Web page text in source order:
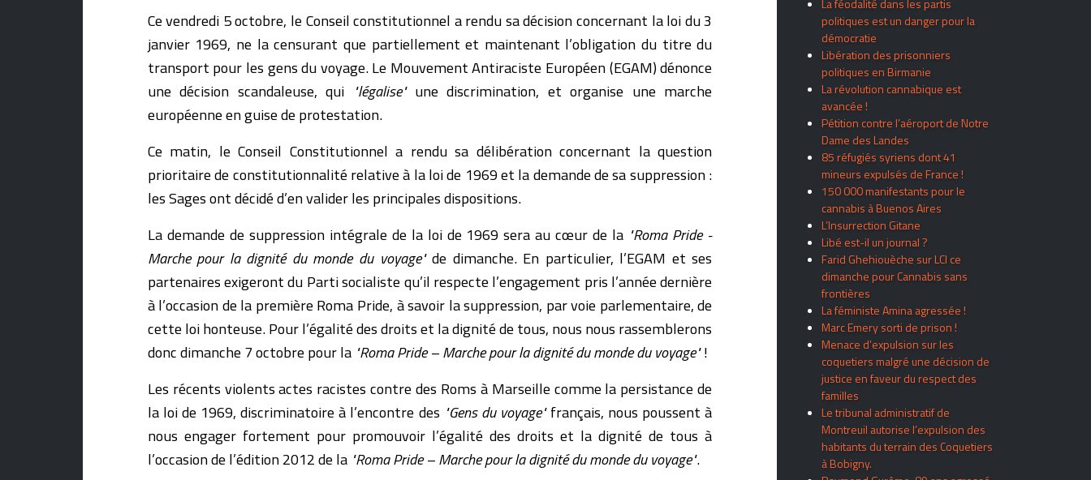
Ce vendredi 5 octobre, le Conseil constitutionnel a rendu sa décision concernant la loi du 3
janvier 1969, ne la censurant que partiellement et maintenant l’obligation du titre du
transport pour les gens du voyage. Le Mouvement Antiraciste Européen (EGAM) dénonce
une décision scandaleuse, qui "légalise"une discrimination, et organise une marche
européenne en guise de protestation.
Ce matin, le Conseil Constitutionnel a rendu sa délibération concernant la question
prioritaire de constitutionnalité relative à la loi de 1969 et la demande de sa suppression :
les Sages ont décidé d’en valider les principales dispositions.
La demande de suppression intégrale de la loi de 1969 sera au cœur de la "Roma Pride -
Marche pour la dignité du monde du voyage"de dimanche. En particulier, l’EGAM et ses
partenaires exigeront du Parti socialiste qu’il respecte l’engagement pris l’année dernière
à l’occasion de la première Roma Pride, à savoir la suppression, par voie parlementaire, de
cette loi honteuse. Pour l’égalité des droits et la dignité de tous, nous nous rassemblerons
donc dimanche 7 octobre pour la "Roma Pride – Marche pour la dignité du monde du voyage"!
Les récents violents actes racistes contre des Roms à Marseille comme la persistance de
la loi de 1969, discriminatoire à l’encontre des "Gens du voyage"français, nous poussent à
nous engager fortement pour promouvoir l’égalité des droits et la dignité de tous à
l’occasion de l’édition 2012 de la "Roma Pride – Marche pour la dignité du monde du voyage".
La féodalité dans les partis
politiques est un danger pour la
démocratie
Libération des prisonniers
politiques en Birmanie
La révolution cannabique est
avancée !
Pétition contre l’aéroport de Notre
Dame des Landes
85 réfugiés syriens dont 41
mineurs expulsés de France !
150 000 manifestants pour le
cannabis à Buenos Aires
L’Insurrection Gitane
Libé est-il un journal ?
Farid Ghehiouèche sur LCI ce
dimanche pour Cannabis sans
frontières
La féministe Amina agressée !
Marc Emery sorti de prison !
Menace d’expulsion sur les
coquetiers malgré une décision de
justice en faveur du respect des
familles
Le tribunal administratif de
Montreuil autorise l’expulsion des
habitants du terrain des Coquetiers
à Bobigny.